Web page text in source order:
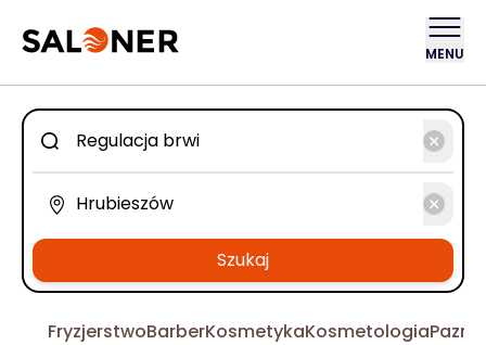
MENU
Szukaj
FryzjerstwoBarberKosmetykaKosmetologia